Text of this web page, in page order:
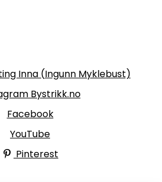
Inna (Ingunn Myklebust)
Bystrikk.no
Facebook
YouTube
Pinterest